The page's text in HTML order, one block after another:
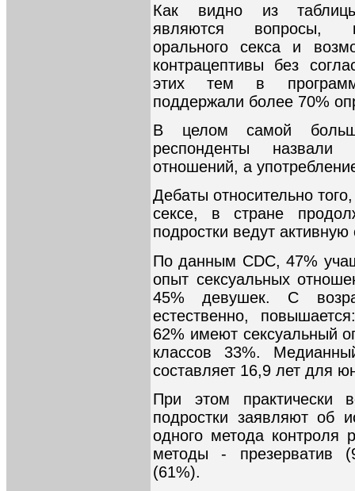
Как видно из
являются вопросы,
орального секса и
контрацептивы без
этих тем в
поддержали более 70%
В целом самой
респонденты назвали
отношений, а
Дебаты относительно
сексе, в стране
подростки ведут
По данным CDC, 47%
опыт сексуальных
45% девушек. С
естественно,
62% имеют сексуальный
классов 33%.
составляет 16,9 лет для
При этом практически
подростки заявляют об
одного метода контроля
методы - презерватив
(61%).